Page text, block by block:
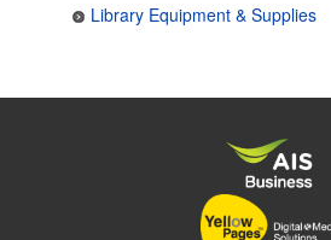
Library Equipment & Supplies